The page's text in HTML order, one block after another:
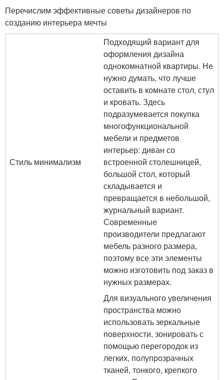
Перечислим эффективные советы дизайнеров по
созданию интерьера мечты
Стиль минимализм
Подходящий вариант для
оформления дизайна
однокомнатной квартиры. Не
нужно думать, что лучше
оставить в комнате стол, стул
и кровать. Здесь
подразумевается покупка
многофункциональной
мебели и предметов
интерьер: диван со
встроенной столешницей,
большой стол, который
складывается и
превращается в небольшой,
журнальный вариант.
Современные
производители предлагают
мебель разного размера,
поэтому все эти элементы
можно изготовить под заказ в
нужных размерах.
Для визуального увеличения
пространства можно
использовать зеркальные
поверхности, зонировать с
помощью перегородок из
легких, полупрозрачных
тканей, тонкого, крепкого